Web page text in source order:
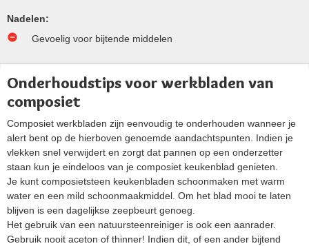
Nadelen:
Gevoelig voor bijtende middelen
Onderhoudstips voor werkbladen van
composiet
Composiet werkbladen zijn eenvoudig te onderhouden wanneer je
alert bent op de hierboven genoemde aandachtspunten. Indien je
vlekken snel verwijdert en zorgt dat pannen op een onderzetter
staan kun je eindeloos van je composiet keukenblad genieten.
Je kunt composietsteen keukenbladen schoonmaken met warm
water en een mild schoonmaakmiddel. Om het blad mooi te laten
blijven is een dagelijkse zeepbeurt genoeg.
Het gebruik van een natuursteenreiniger is ook een aanrader.
Gebruik nooit aceton of thinner! Indien dit, of een ander bijtend